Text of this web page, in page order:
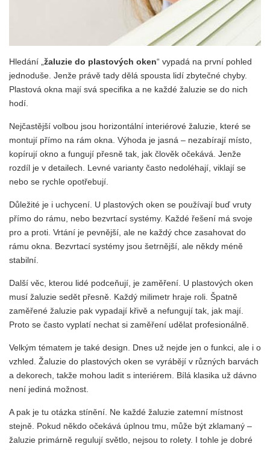
Hledání „žaluzie do plastových oken“ vypadá na první pohled
jednoduše. Jenže právě tady dělá spousta lidí zbytečné chyby.
Plastová okna mají svá specifika a ne každé žaluzie se do nich
hodí.
Nejčastější volbou jsou horizontální interiérové žaluzie, které se
montují přímo na rám okna. Výhoda je jasná – nezabírají místo,
kopírují okno a fungují přesně tak, jak člověk očekává. Jenže
rozdíl je v detailech. Levné varianty často nedoléhají, viklají se
nebo se rychle opotřebují.
Důležité je i uchycení. U plastových oken se používají buď vruty
přímo do rámu, nebo bezvrtací systémy. Každé řešení má svoje
pro a proti. Vrtání je pevnější, ale ne každý chce zasahovat do
rámu okna. Bezvrtací systémy jsou šetrnější, ale někdy méně
stabilní.
Další věc, kterou lidé podceňují, je zaměření. U plastových oken
musí žaluzie sedět přesně. Každý milimetr hraje roli. Špatně
zaměřené žaluzie pak vypadají křivě a nefungují tak, jak mají.
Proto se často vyplatí nechat si zaměření udělat profesionálně.
Velkým tématem je také design. Dnes už nejde jen o funkci, ale i o
vzhled. Žaluzie do plastových oken se vyrábějí v různých barvách
a dekorech, takže mohou ladit s interiérem. Bílá klasika už dávno
není jediná možnost.
A pak je tu otázka stínění. Ne každé žaluzie zatemní místnost
stejně. Pokud někdo očekává úplnou tmu, může být zklamaný –
žaluzie primárně regulují světlo, nejsou to rolety. I tohle je dobré